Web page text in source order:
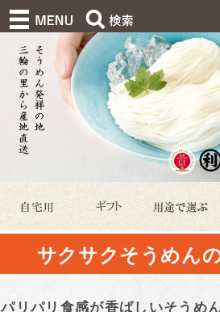
サクサクそうめん
パリパリ食感が香ばしいそうめ